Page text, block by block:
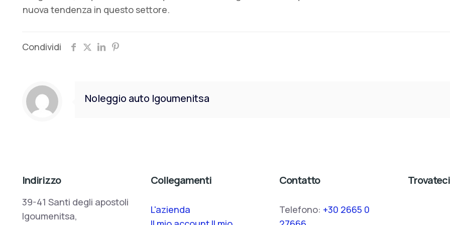
nuova tendenza in questo settore.
Condividi
Noleggio auto Igoumenitsa
Indirizzo
39-41 Santi degli apostoli
Igoumenitsa,
Collegamenti
L'azienda
Contatto
Telefono: +30 2665 0